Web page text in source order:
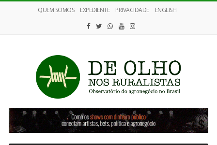
QUEM SOMOS EXPEDIENTE PRIVACIDADE ENGLISH
De
Olho
nos